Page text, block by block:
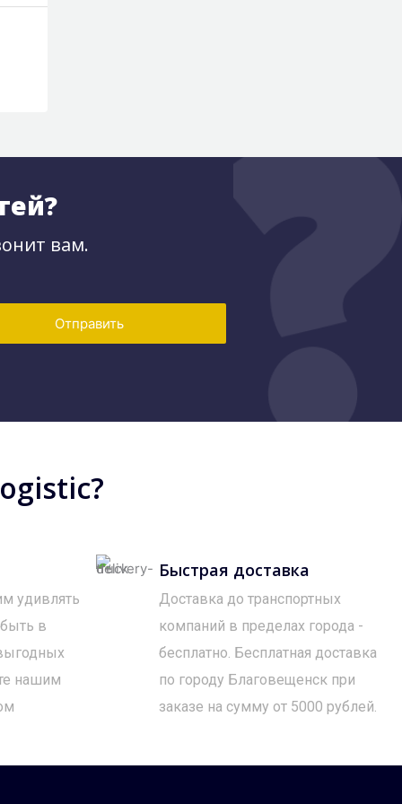
вам.
Отправить
удивлять
в
нашим
Быстрая доставка
Доставка до транспортных
компаний в пределах города -
бесплатно. Бесплатная доставка
по городу Благовещенск при
заказе на сумму от 5000 рублей.